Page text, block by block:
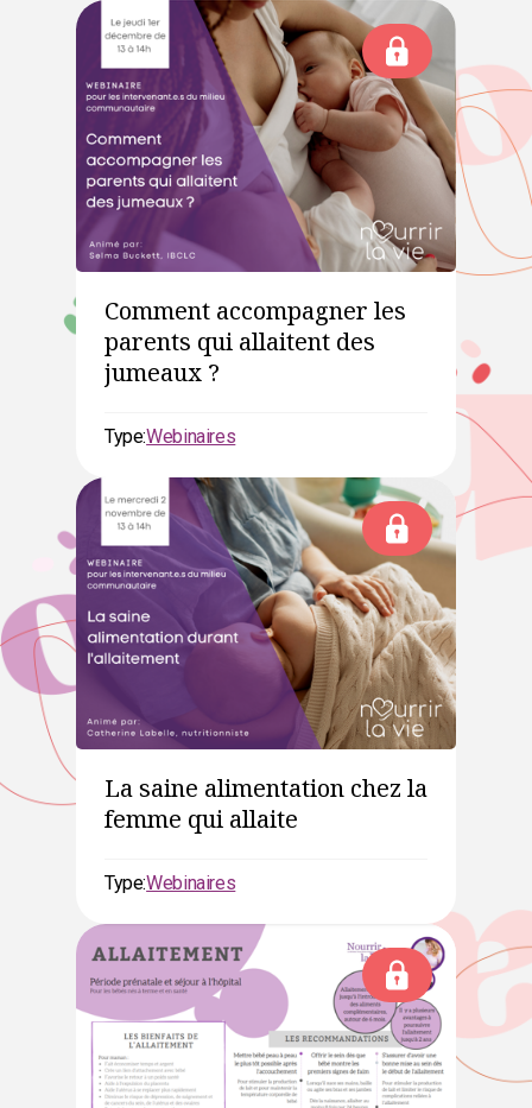
Comment accompagner les
parents qui allaitent des
jumeaux ?
Type:Webinaires
La saine alimentation chez la
femme qui allaite
Type:Webinaires